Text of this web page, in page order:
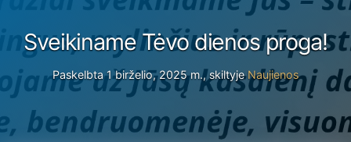
Sveikiname Tėvo dienos proga!
Paskelbta 1 birželio, 2025 m., skiltyjeNaujienos